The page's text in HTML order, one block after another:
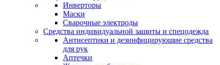
Инверторы
Маски
Сварочные электроды
Средства индивидуальной защиты и спецодежда
Антисептики и дезинфицирующие средства
для рук
Аптечки